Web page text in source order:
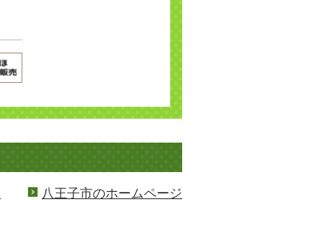
八王子市のホームページ